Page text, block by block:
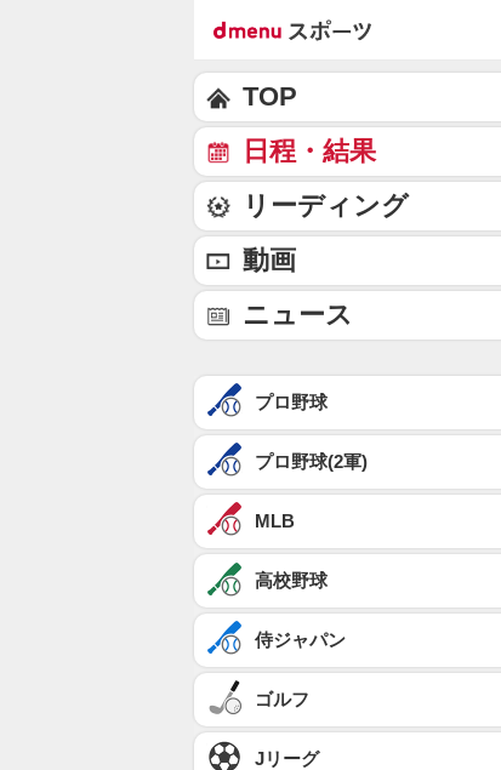
TOP
日程・結果
リーディング
動画
ニュース
プロ野球
プロ野球(2軍)
MLB
高校野球
侍ジャパン
ゴルフ
Jリーグ